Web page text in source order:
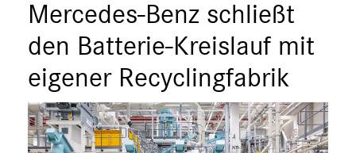
MEDIA
ÜBER UNS
ANSPRECHPARTNER
Mercedes-Benz schließt
den Batterie-Kreislauf mit
eigener Recyclingfabrik